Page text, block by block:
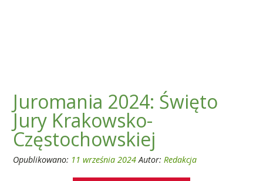
Juromania 2024: Święto
Jury Krakowsko-
Częstochowskiej
Opublikowano: 11 września 2024Autor: Redakcja